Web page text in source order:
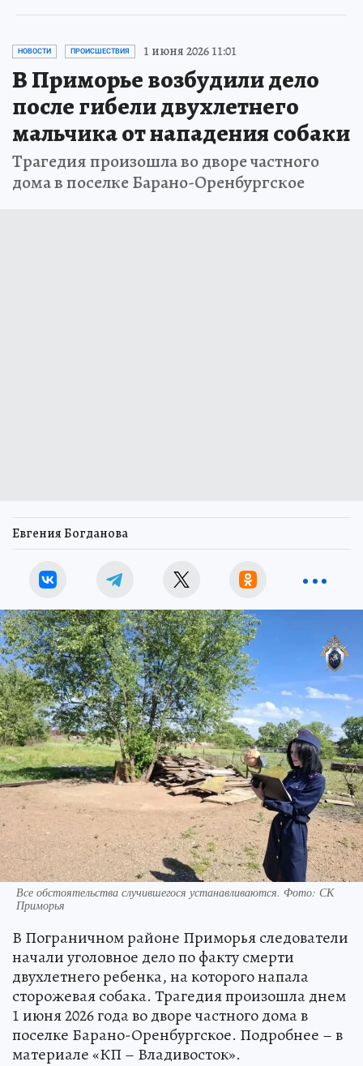
НОВОСТИ ПРОИСШЕСТВИЯ 1 июня 2026 11:01
В Приморье возбудили дело
после гибели двухлетнего
мальчика от нападения собаки
Трагедия произошла во дворе частного
дома в поселке Барано-Оренбургское
Евгения Богданова
Все обстоятельства случившегося устанавливаются. Фото: СК
Приморья
В Пограничном районе Приморья следователи
начали уголовное дело по факту смерти
двухлетнего ребенка, на которого напала
сторожевая собака. Трагедия произошла днем
1 июня 2026 года во дворе частного дома в
поселке Барано-Оренбургское. Подробнее – в
материале «КП – Владивосток».